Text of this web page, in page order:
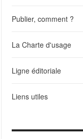
Publier, comment ?
La Charte d'usage
Ligne éditoriale
Liens utiles